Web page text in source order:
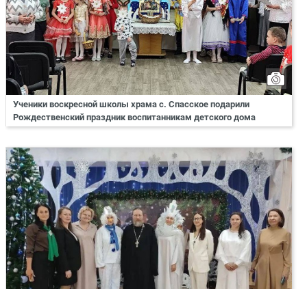
Ученики воскресной школы храма с. Спасское подарили
Рождественский праздник воспитанникам детского дома